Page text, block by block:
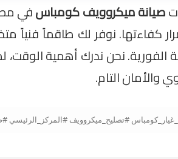
صيانة ميكروويف كومباس
كفاءتها. نوفر لك طاقماً
الفورية. نحن ندرك أهمية
والأمان التام.